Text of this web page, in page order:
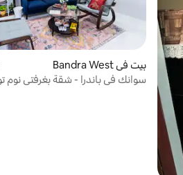
بيت في Bandra West
سوانك في باندرا - شقة بغرفتي نوم